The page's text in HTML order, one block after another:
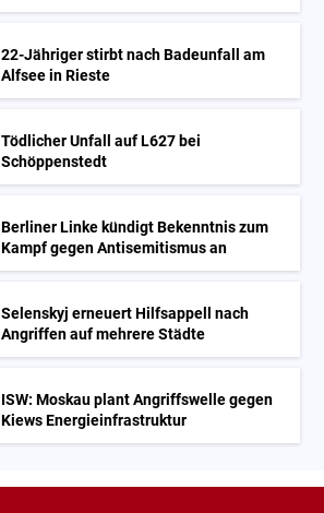
22-Jähriger stirbt nach Badeunfall am
Alfsee in Rieste
Tödlicher Unfall auf L627 bei
Schöppenstedt
Berliner Linke kündigt Bekenntnis zum
Kampf gegen Antisemitismus an
Selenskyj erneuert Hilfsappell nach
Angriffen auf mehrere Städte
ISW: Moskau plant Angriffswelle gegen
Kiews Energieinfrastruktur